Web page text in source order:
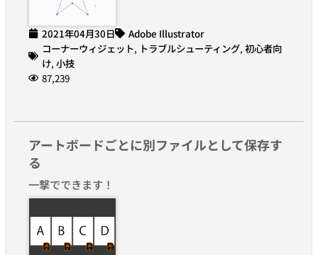
2021年04月30日
Adobe Illustrator
コーナーウィジェット, トラブルシューティング, 初心者向
け, 小技
87,239
アートボードごとに別ファイルとして保存す
る
一撃でできます！